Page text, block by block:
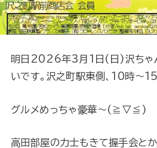
明日2026年3月1日(日)沢ちゃ
いです。沢之町駅東側、10時～15
グルメめっちゃ豪華～(≧▽≦)
高田部屋の力士もきて握手会とか